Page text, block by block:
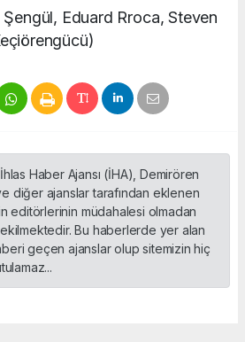
Eduard Rroca, Steven
Haber Ajansı (İHA), Demirören
diğer ajanslar tarafından eklenen
editörlerinin müdahalesi olmadan
Bu haberlerde yer alan
geçen ajanslar olup sitemizin hiç